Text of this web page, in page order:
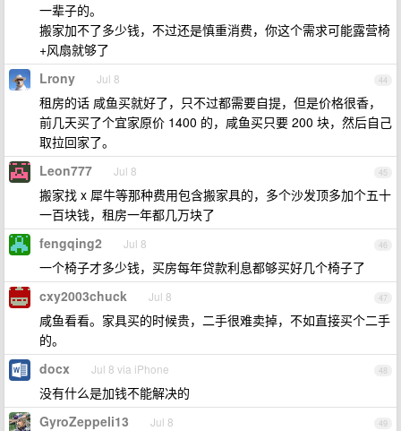
一辈子的。
搬家加不了多少钱，不过还是慎重消费，你这个需求可能露营椅
+风扇就够了
44
Lrony Jul 8
租房的话 咸鱼买就好了，只不过都需要自提，但是价格很香，
前几天买了个宜家原价 1400 的，咸鱼买只要 200 块，然后自己
取拉回家了。
45
Leon777 Jul 8
搬家找 x 犀牛等那种费用包含搬家具的，多个沙发顶多加个五十
一百块钱，租房一年都几万块了
46
fengqing2 Jul 8
一个椅子才多少钱，买房每年贷款利息都够买好几个椅子了
47
cxy2003chuck Jul 8
咸鱼看看。家具买的时候贵，二手很难卖掉，不如直接买个二手
的。
48
docx Jul 8 via iPhone
没有什么是加钱不能解决的
49
GyroZeppeli13 Jul 8